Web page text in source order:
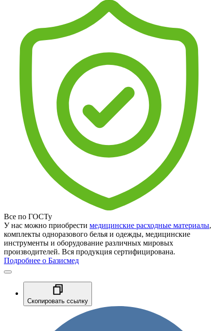
Все по ГОСТу
У нас можно приобрести медицинские расходные материалы,
комплекты одноразового белья и одежды, медицинские
инструменты и оборудование различных мировых
производителей. Вся продукция сертифицирована.
Подробнее о Базисмед
Скопировать ссылку